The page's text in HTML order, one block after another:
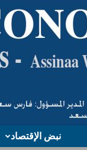
نبض الإقتصاد